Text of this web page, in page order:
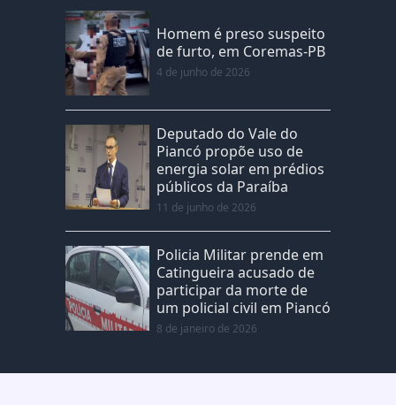
Homem é preso suspeito
de furto, em Coremas-PB
4 de junho de 2026
Deputado do Vale do
Piancó propõe uso de
energia solar em prédios
públicos da Paraíba
11 de junho de 2026
Policia Militar prende em
Catingueira acusado de
participar da morte de
um policial civil em Piancó
8 de janeiro de 2026